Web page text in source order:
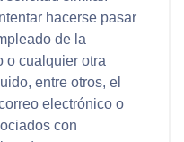
hacerse pasar
de la
o cualquier otra
entre otros, el
electrónico o
con